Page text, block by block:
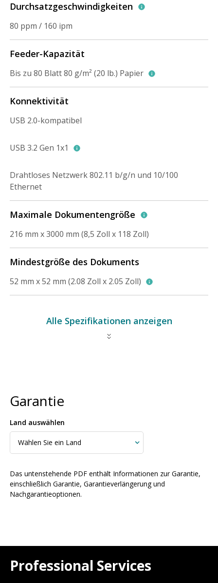
Durchsatzgeschwindigkeiten
80 ppm / 160 ipm
Feeder-Kapazität
Bis zu 80 Blatt 80 g/m² (20 lb.) Papier
Konnektivität
USB 2.0-kompatibel
USB 3.2 Gen 1x1
Drahtloses Netzwerk 802.11 b/g/n und 10/100
Ethernet
Maximale Dokumentengröße
216 mm x 3000 mm (8,5 Zoll x 118 Zoll)
Mindestgröße des Dokuments
52 mm x 52 mm (2.08 Zoll x 2.05 Zoll)
Alle Spezifikationen anzeigen
Garantie
Land auswählen
Das untenstehende PDF enthält Informationen zur Garantie,
einschließlich Garantie, Garantieverlängerung und
Nachgarantieoptionen.
Professional Services